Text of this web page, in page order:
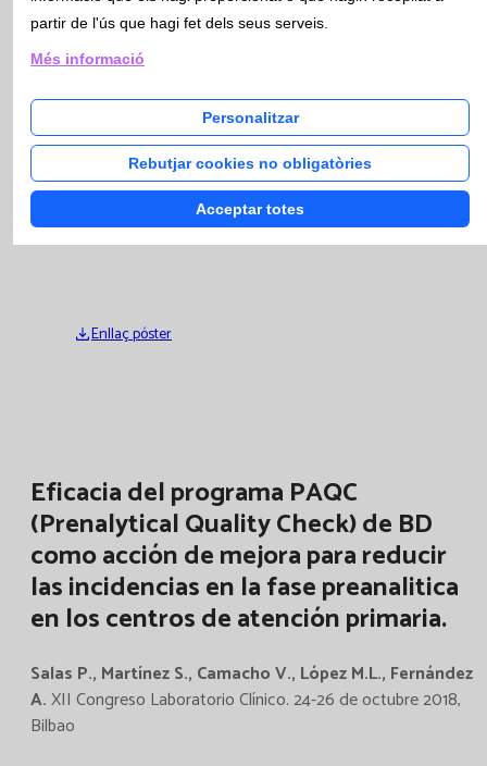
de preanalítica en el laboratorio:
cumplimiento del tiempo de
preferentes.
Salas P., Fernández A., López M.L., Guillén E., Martínez
Asensio X., Martínez Ollé X., Caballé I.XII Congreso
Laboratorio Clínico. 24-26 de octubre 2018, Bilbao
Enllaç póster
Eficacia del programa PAQC
(Prenalytical Quality Check) de BD
como acción de mejora para reducir
las incidencias en la fase preanalitica
en los centros de atención primaria.
Salas P., Martínez S., Camacho V., López M.L., Fernández
A.XII Congreso Laboratorio Clínico. 24-26 de octubre 2018,
Bilbao
partir de l'ús que hagi fet dels seus serveis.
Més informació
Personalitzar
Rebutjar cookies no obligatòries
Acceptar totes